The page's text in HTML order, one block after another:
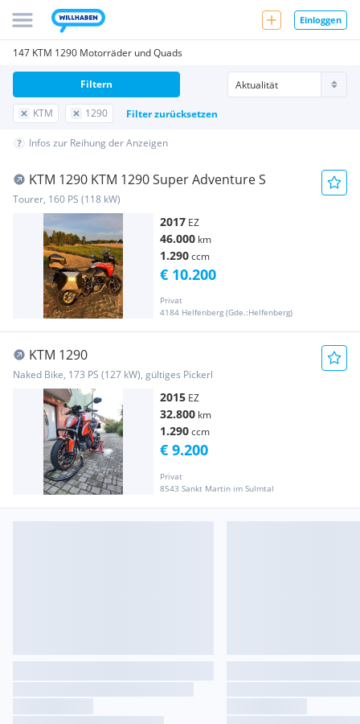
Einloggen
147 KTM 1290 Motorräder und Quads
KTM 1290 Filter zurücksetzen
Filtern
Infos zur Reihung der Anzeigen
KTM 1290 KTM 1290 Super Adventure S
Tourer, 160 PS (118 kW)
2017 EZ
46.000 km
1.290ccm
Privat
4184 Helfenberg (Gde.:Helfenberg)
€ 10.200
KTM 1290
Naked Bike, 173 PS (127 kW), gültiges Pickerl
2015 EZ
32.800 km
1.290ccm
Privat
8543 Sankt Martin im Sulmtal
€ 9.200